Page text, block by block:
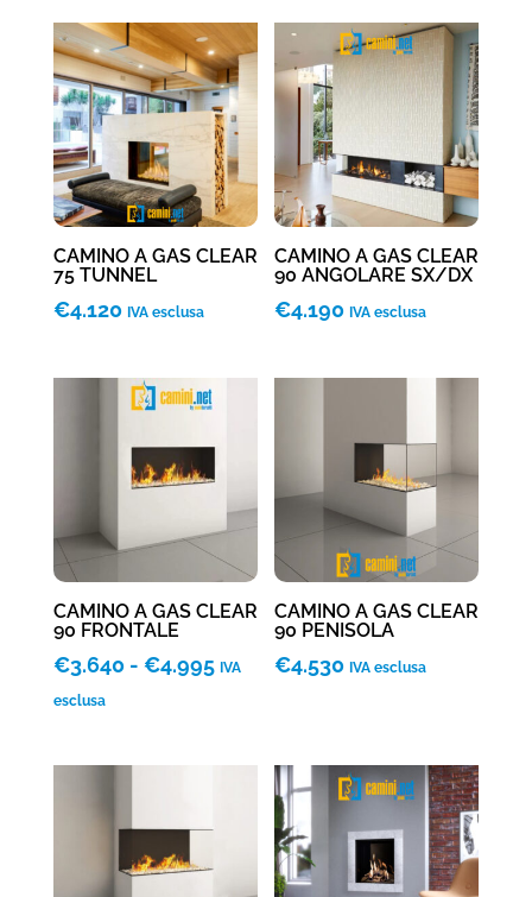
CAMINO A GAS CLEAR
75 TUNNEL
€4.120 IVA esclusa
CAMINO A GAS CLEAR
90 ANGOLARE SX/DX
€4.190 IVA esclusa
CAMINO A GAS CLEAR
90 FRONTALE
€3.640 - €4.995Fascia
€3.640
€4.995
IVA
esclusa
CAMINO A GAS CLEAR
90 PENISOLA
€4.530 IVA esclusa